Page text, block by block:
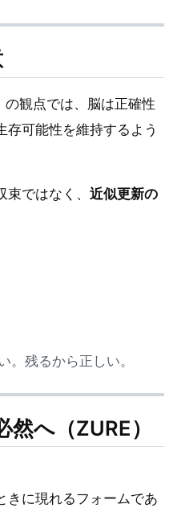
の観点では、脳は正確性
存可能性を維持するよう
ではなく、 近似更新の
。残るから正しい。
へ（ZURE）
きに現れるフォームであ